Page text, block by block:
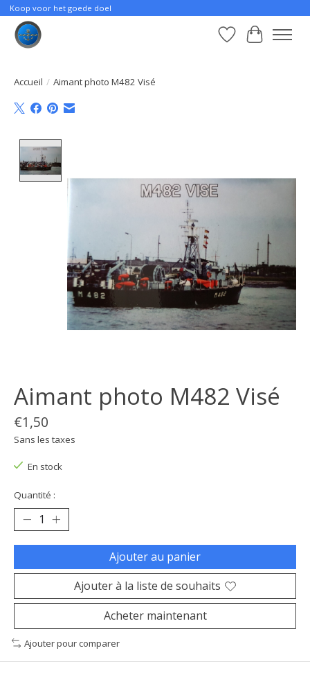
Koop voor het goede doel
Liste dePanier
Accueil / Aimant photo M482 Visé
Aimant photo M482 Visé
€1,50
Sans les taxes
En stock
Quantité :
Ajouter au panier
Ajouter à la liste de souhaits
Acheter maintenant
Ajouter pour comparer